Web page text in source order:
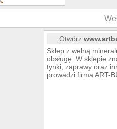
Otwórz
Sklep z wełną
obsługę. W sklepie
tynki, zaprawy oraz
prowadzi firma ART-